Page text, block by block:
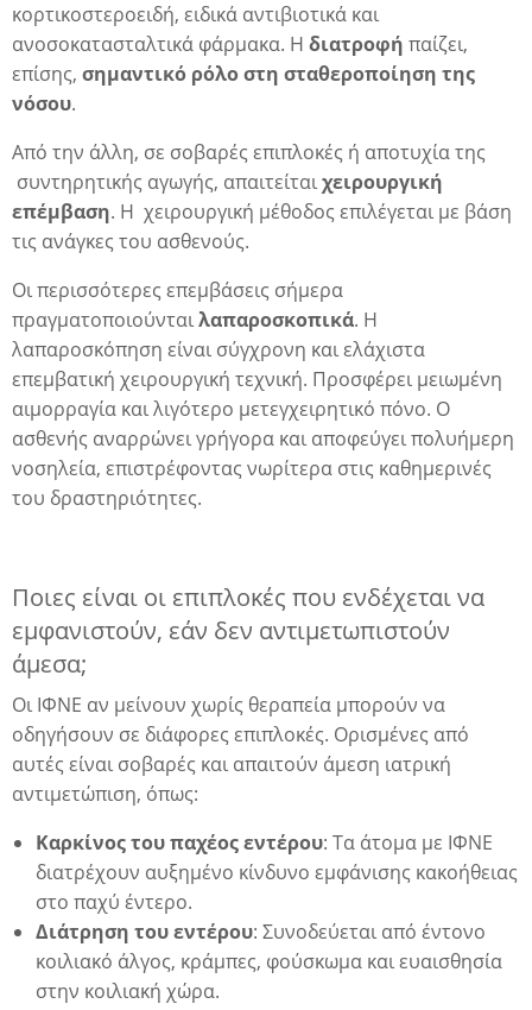
κορτικοστεροειδή, ειδικά αντιβιοτικά και
ανοσοκατασταλτικά φάρμακα. Η διατροφή παίζει,
επίσης, σημαντικό ρόλο στη σταθεροποίηση της
νόσου.
Από την άλλη, σε σοβαρές επιπλοκές ή αποτυχία της
συντηρητικής αγωγής, απαιτείταιχειρουργική
επέμβαση. Η χειρουργική μέθοδος επιλέγεται με βάση
τις ανάγκες του ασθενούς.
Οι περισσότερες επεμβάσεις σήμερα
πραγματοποιούνταιλαπαροσκοπικά. Η
λαπαροσκόπηση είναι σύγχρονη και ελάχιστα
επεμβατική χειρουργική τεχνική. Προσφέρει μειωμένη
αιμορραγία και λιγότερο μετεγχειρητικό πόνο. Ο
ασθενής αναρρώνει γρήγορα και αποφεύγει πολυήμερη
νοσηλεία, επιστρέφοντας νωρίτερα στις καθημερινές
του δραστηριότητες.
Ποιες είναι οι επιπλοκές που ενδέχεται να
εμφανιστούν, εάν δεν αντιμετωπιστούν
άμεσα;
Οι ΙΦΝΕ αν μείνουν χωρίς θεραπεία μπορούν να
οδηγήσουν σε διάφορες επιπλοκές. Ορισμένες από
αυτές είναι σοβαρές και απαιτούν άμεση ιατρική
αντιμετώπιση, όπως:
Καρκίνος του παχέος εντέρου: Τα άτομα με ΙΦΝΕ
διατρέχουν αυξημένο κίνδυνο εμφάνισης κακοήθειας
στο παχύ έντερο.
Διάτρηση του εντέρου: Συνοδεύεται από έντονο
κοιλιακό άλγος, κράμπες, φούσκωμα και ευαισθησία
στην κοιλιακή χώρα.